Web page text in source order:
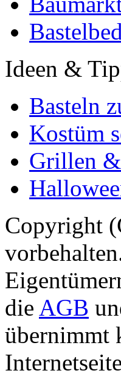
Ideen &
Basteln
Kostüm
Grillen
Copyright
die AGB
übernimmt